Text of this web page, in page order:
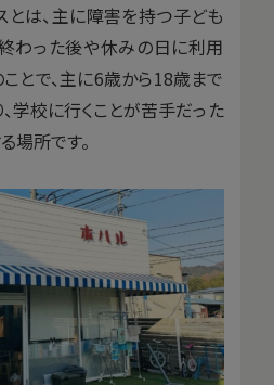
は、主に障害を持つ子ども
わった後や休みの日に利用
とで、主に6歳から18歳まで
学校に行くことが苦手だった
場所です。